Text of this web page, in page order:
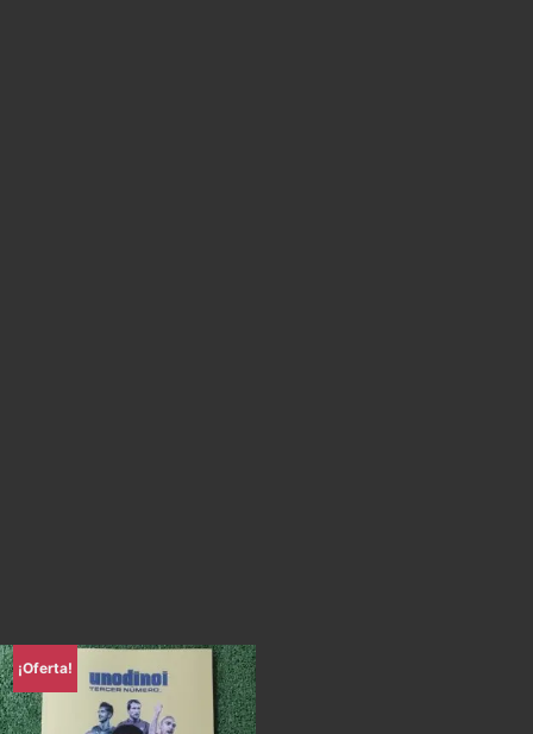
¡Oferta!